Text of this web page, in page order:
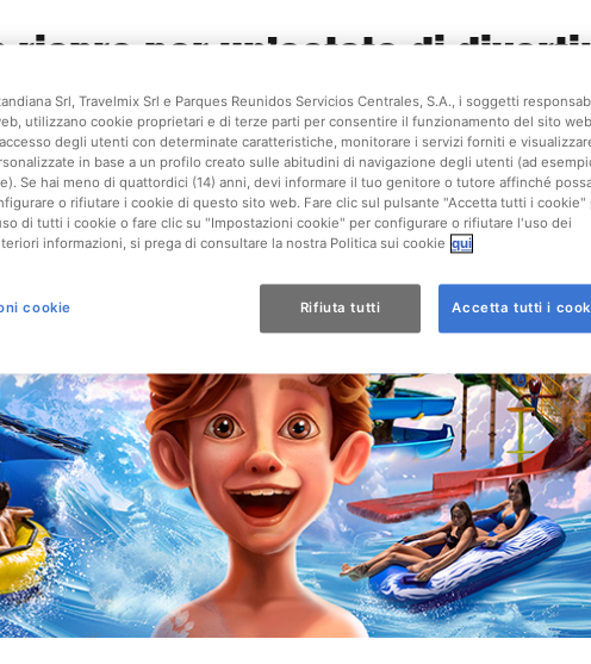
per un’estate di
Srl, Travelmix Srl e Parques Reunidos Servicios Centrales, S.A., i soggetti
utilizzano cookie proprietari e di terze parti per consentire il funzionamento del sito
degli utenti con determinate caratteristiche, monitorare i servizi forniti e
in base a un profilo creato sulle abitudini di navigazione degli utenti (ad
Se hai meno di quattordici (14) anni, devi informare il tuo genitore o tutore affinché
o rifiutare i cookie di questo sito web. Fare clic sul pulsante "Accetta tutti i cookie"
di tutti i cookie o fare clic su "Impostazioni cookie" per configurare o rifiutare l'uso dei
informazioni, si prega di consultare la nostra Politica sui cookie qui
Rifiuta tutti Accetta tutti i
cookie